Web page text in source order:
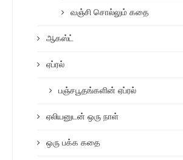
வஞ்சி சொல்லும் கதை
ஆகஸ்ட்
ஏப்ரல்
பஞ்சபூதங்களின் ஏப்ரல்
ஏலியனுடன் ஒரு நாள்
ஒரு பக்க கதை